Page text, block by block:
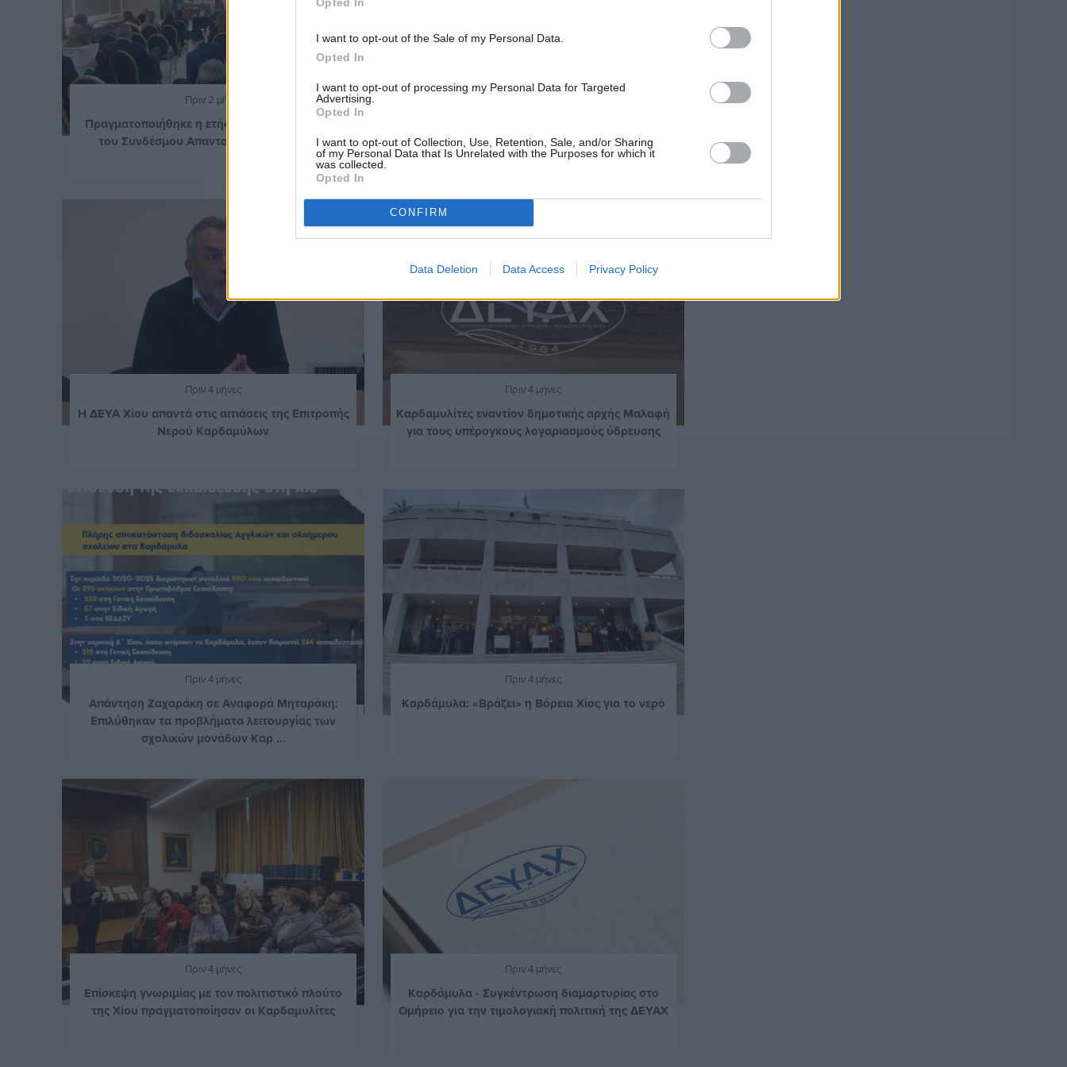
I want to opt-out of the Sale of my Personal Data.
Opted In
I want to opt-out of processing my Personal Data for Targeted
Advertising.
Opted In
I want to opt-out of Collection, Use, Retention, Sale, and/or Sharing
of my Personal Data that Is Unrelated with the Purposes for which it
was collected.
Opted In
CONFIRM
Data Deletion Data Access Privacy Policy
Πριν 2 μήνες
Πραγματοποιήθηκε η ετήσια γενική συνέλευση
του Συνδέσμου Απανταχού Καρδαμυλίων
Πριν 4 μήνες
Η ΔΕΥΑ Χίου απαντά στις αιτιάσεις της Επιτροπής
Νερού Καρδαμύλων
Πριν 4 μήνες
Καρδαμυλίτες εναντίον δημοτικής αρχής Μαλαφή
για τους υπέρογκους λογαριασμούς ύδρευσης
Πριν 4 μήνες
Απάντηση Ζαχαράκη σε Αναφορά Μηταράκη:
Επιλύθηκαν τα προβλήματα λειτουργίας των
σχολικών μονάδων Καρ ...
Πριν 4 μήνες
Καρδάμυλα: «Βράζει» η Βόρεια Χίος για το νερό
Πριν 4 μήνες
Επίσκεψη γνωριμίας με τον πολιτιστικό πλούτο
της Χίου πραγματοποίησαν οι Καρδαμυλίτες
Πριν 4 μήνες
Καρδάμυλα - Συγκέντρωση διαμαρτυρίας στο
Ομήρειο για την τιμολογιακή πολιτική της ΔΕΥΑΧ